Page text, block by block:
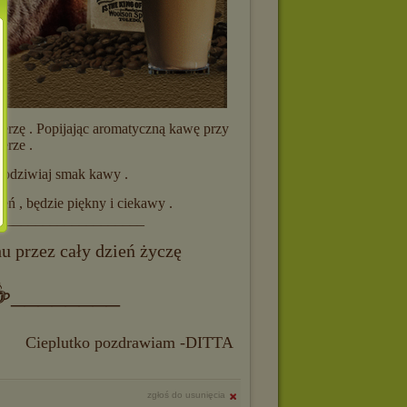
. Popijając aromatyczną kawę przy
.
smak kawy .
, będzie piękny i ciekawy .
przez cały dzień życzę
Cieplutko pozdrawiam -DITTA
zgłoś do usunięcia